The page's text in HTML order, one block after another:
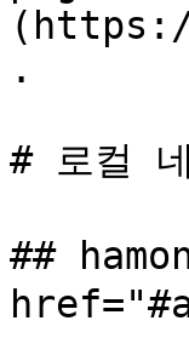
.
# 로컬
##